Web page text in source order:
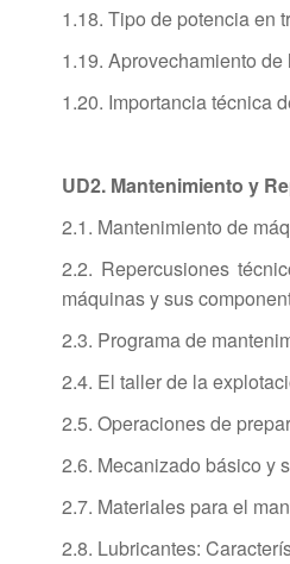
1.18. Tipo de potencia en
1.19. Aprovechamiento
1.20. Importancia técnica
UD2. Mantenimiento y
2.1. Mantenimiento de
2.2. Repercusiones
máquinas y sus
2.3. Programa de
2.4. El taller de la
2.5. Operaciones de
2.6. Mecanizado básico y
2.7. Materiales para el
2.8. Lubricantes: